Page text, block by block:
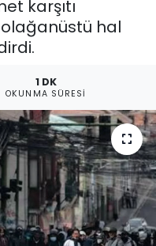
karşıtı
hal
1 DK
OKUNMA SÜRESI